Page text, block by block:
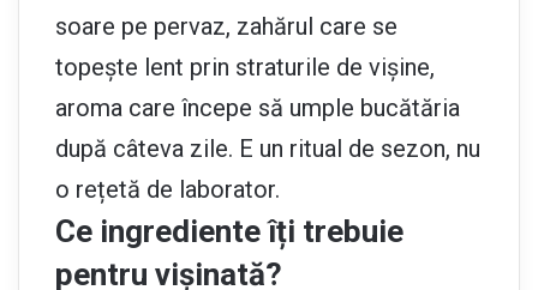
soare pe pervaz, zahărul care se
topește lent prin straturile de vișine,
aroma care începe să umple bucătăria
după câteva zile. E un ritual de sezon, nu
o rețetă de laborator.
Ce ingrediente îți trebuie
pentru vișinată?